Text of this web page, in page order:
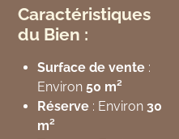
Caractéristiques
du Bien :
Surface de vente :
Environ 50 m²
Réserve : Environ 30
m²